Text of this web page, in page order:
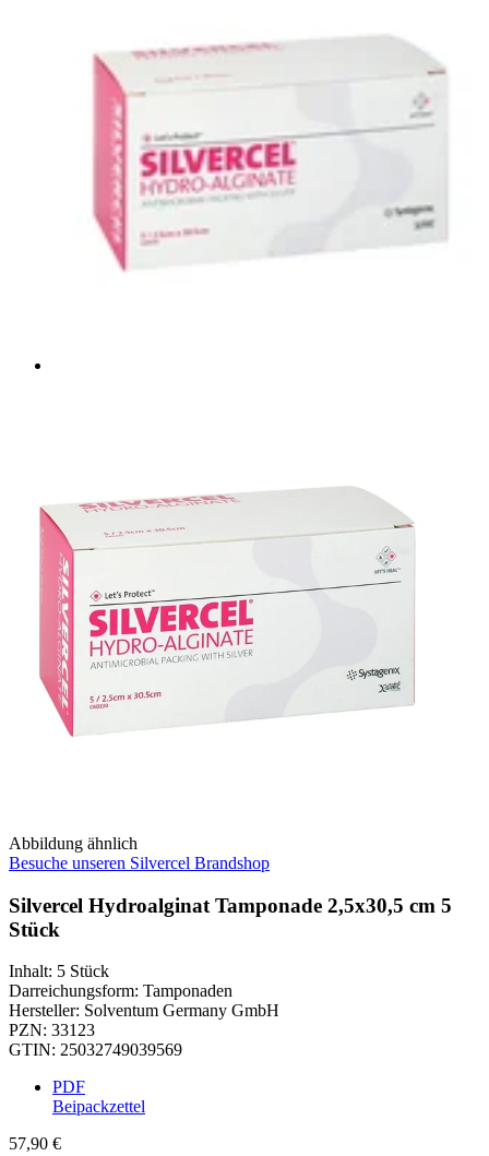
Abbildung ähnlich
Besuche unseren Silvercel Brandshop
Silvercel Hydroalginat Tamponade 2,5x30,5 cm 5
Stück
Inhalt: 5 Stück
Darreichungsform: Tamponaden
Hersteller: Solventum Germany GmbH
PZN: 33123
GTIN: 25032749039569
PDF
Beipackzettel
57,90 €